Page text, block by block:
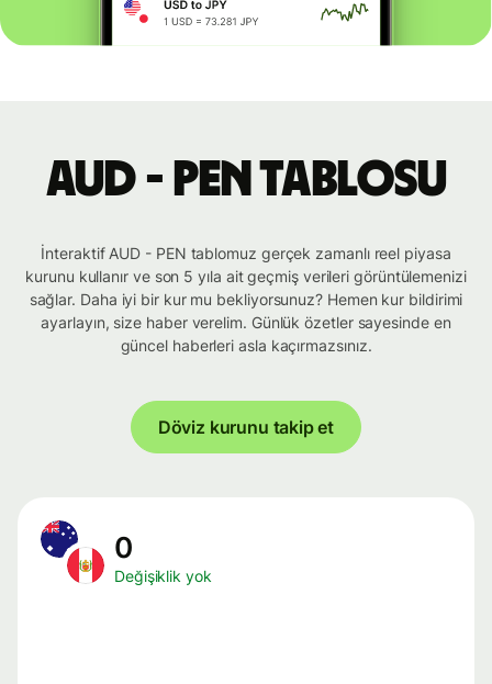
AUD - PEN tablosu
İnteraktif AUD - PEN tablomuz gerçek zamanlı reel piyasa
kurunu kullanır ve son 5 yıla ait geçmiş verileri görüntülemenizi
sağlar. Daha iyi bir kur mu bekliyorsunuz? Hemen kur bildirimi
ayarlayın, size haber verelim. Günlük özetler sayesinde en
güncel haberleri asla kaçırmazsınız.
Döviz kurunu takip et
0
Değişiklik yok